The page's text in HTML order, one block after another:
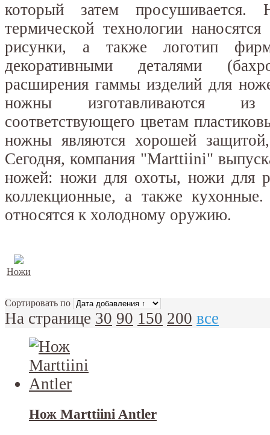
который затем
термической технологии
рисунки, а также логотип
декоративными деталями
расширения гаммы изделий для
ножны изготавливаются из
соответствующего цветам
ножны являются хорошей
Сегодня, компания "Marttiini"
ножей: ножи для охоты, ножи для
коллекционные, а также
относятся к холодному оружию.
Ножи
Сортировать по
На странице 30 90 150 200 все
Нож Marttiini Antler